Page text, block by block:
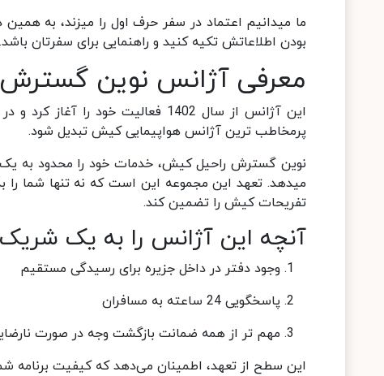
بودن اطلاعاتش تکیه کنید و راهنمایی برای سفرتان باشد.
معرفی آژانس نوین
این آژانس از سال 1402 فعالیت
پرمخاطب ترین آژانس هواپیمایی کیش تبدیل شود.
نوین گسترش راحیل کیش، خدمات خود را محدود به یک
میدهد. تعهد این مجموعه این است که نه تنها شما را
تفریحات کیش را تضمین کند.
آنچه این آژانس را به یک
وجود دفتر در داخل جزیره برای رسیدگی مستقیم
پاسخگویی 24 ساعته به مسافران
مهم تر از همه ضمانت بازگشت وجه در صورت
این سطح از تعهد، اطمینان می‌دهد که کیفیت برنامه